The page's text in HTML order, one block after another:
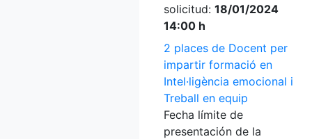
solicitud: 18/01/2024
14:00 h
2 places de Docent per
impartir formació en
Intel·ligència emocional i
Treball en equip
Fecha límite de
presentación de la